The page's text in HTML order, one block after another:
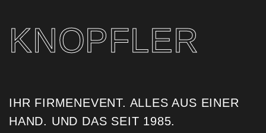
KNOPFLER
IHR FIRMENEVENT. ALLES AUS EINER
HAND. UND DAS SEIT 1985. ​